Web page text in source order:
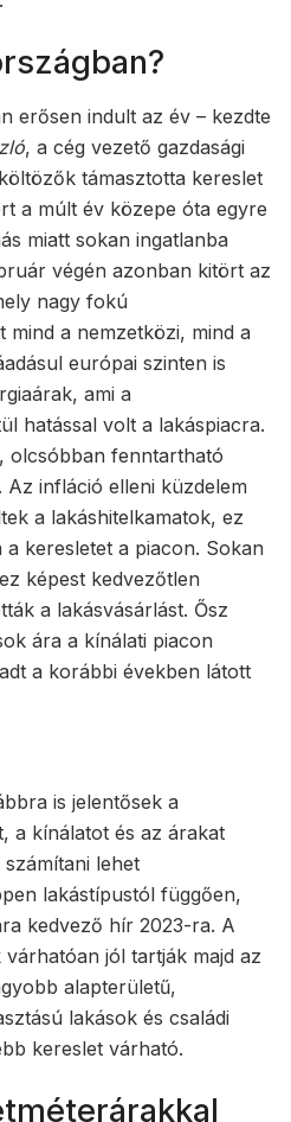
erősen indult az év – kezdte
, a cég vezető gazdasági
támasztotta kereslet
a múlt év közepe óta egyre
miatt sokan ingatlanba
végén azonban kitört az
nagy fokú
a nemzetközi, mind a
európai szinten is
ami a
hatással volt a lakáspiacra.
olcsóbban fenntartható
infláció elleni küzdelem
a lakáshitelkamatok, ez
a keresletet a piacon. Sokan
képest kedvezőtlen
a lakásvásárlást. Ősz
ára a kínálati piacon
a korábbi években látott
is jelentősek a
a kínálatot és az árakat
lehet
lakástípustól függően,
kedvező hír 2023-ra. A
jól tartják majd az
alapterületű,
lakások és családi
kereslet várható.